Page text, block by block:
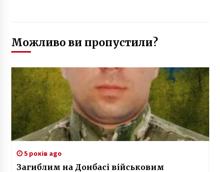
Можливо ви пропустили?
5 років ago
Загиблим на Донбасі військовим